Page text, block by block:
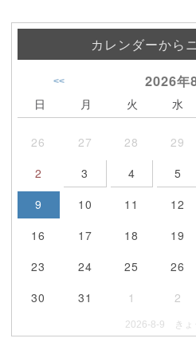
カレンダーから
2026年
<<
日 月 火 水
26 27 28 29
2
3 4 5
9
10 11 12
16
17 18 19
23
24 25 26
30
31 1 2
2026-8-9 きょ